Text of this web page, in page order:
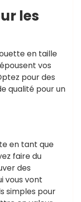
les
en taille
vos
pour des
qualité pour un
en tant que
faire du
des
vous vont
simples pour